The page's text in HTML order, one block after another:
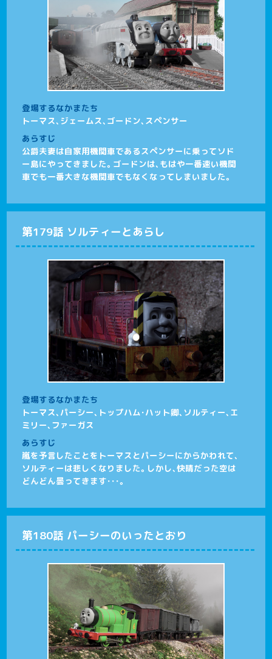
登場するなかまたち
トーマス、ジェームス、ゴードン、スペンサー
あらすじ
公爵夫妻は自家用機関車であるスペンサーに乗ってソド
ー島にやってきました。ゴードンは、もはや一番速い機関
車でも一番大きな機関車でもなくなってしまいました。
第179話 ソルティーとあらし
登場するなかまたち
トーマス、パーシー、トップハム･ハット卿、ソルティー、エ
ミリー、ファーガス
あらすじ
嵐を予言したことをトーマスとパーシーにからかわれて、
ソルティーは悲しくなりました。しかし、快晴だった空は
どんどん曇ってきます･･･。
第180話 パーシーのいったとおり